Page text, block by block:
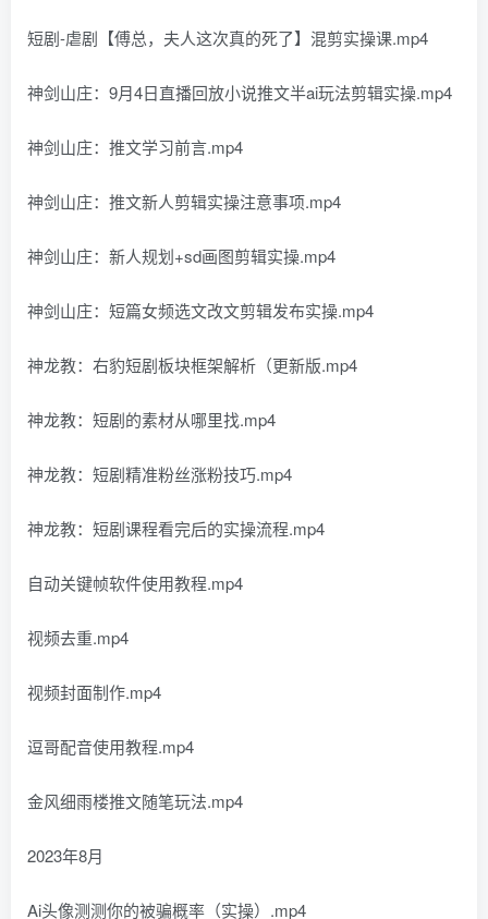
短剧-虐剧【傅总，夫人这次真的死了】混剪实操课.mp4
神剑山庄：9月4日直播回放小说推文半ai玩法剪辑实操.mp4
神剑山庄：推文学习前言.mp4
神剑山庄：推文新人剪辑实操注意事项.mp4
神剑山庄：新人规划+sd画图剪辑实操.mp4
神剑山庄：短篇女频选文改文剪辑发布实操.mp4
神龙教：右豹短剧板块框架解析（更新版.mp4
神龙教：短剧的素材从哪里找.mp4
神龙教：短剧精准粉丝涨粉技巧.mp4
神龙教：短剧课程看完后的实操流程.mp4
自动关键帧软件使用教程.mp4
视频去重.mp4
视频封面制作.mp4
逗哥配音使用教程.mp4
金风细雨楼推文随笔玩法.mp4
2023年8月
Ai头像测测你的被骗概率（实操）.mp4